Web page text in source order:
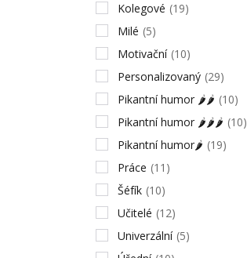
Kolegové (19)
Milé (5)
Motivační (10)
Personalizovaný (29)
Pikantní humor 🌶🌶 (10)
Pikantní humor 🌶🌶🌶 (10)
Pikantní humor🌶 (19)
Práce (11)
Šéfík (10)
Učitelé (12)
Univerzální (5)